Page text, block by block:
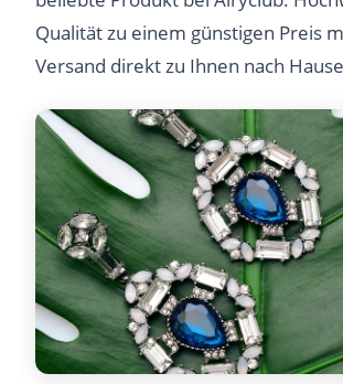
Qualität zu einem günstigen Preis
Versand direkt zu Ihnen nach